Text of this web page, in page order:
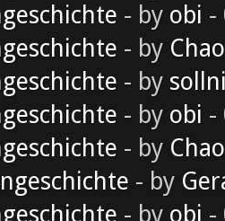
- by obi -
- by
- by
- by obi -
- by
- by
- by obi -